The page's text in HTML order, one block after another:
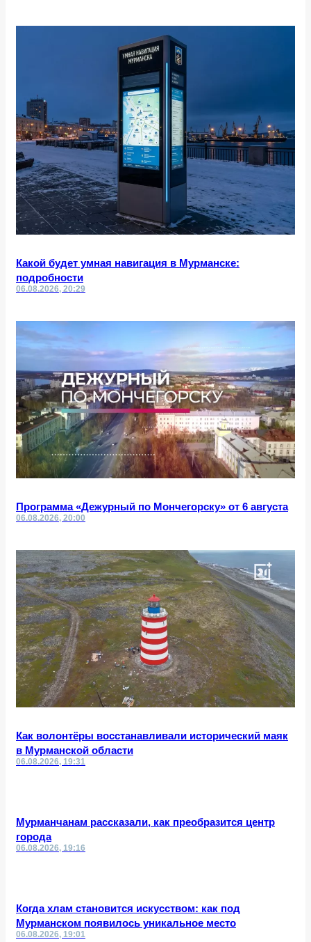
Какой будет умная навигация в Мурманске:
подробности
06.08.2026, 20:29
Программа «Дежурный по Мончегорску» от 6 августа
06.08.2026, 20:00
Как волонтёры восстанавливали исторический маяк
в Мурманской области
06.08.2026, 19:31
Мурманчанам рассказали, как преобразится центр
города
06.08.2026, 19:16
Когда хлам становится искусством: как под
Мурманском появилось уникальное место
06.08.2026, 19:01